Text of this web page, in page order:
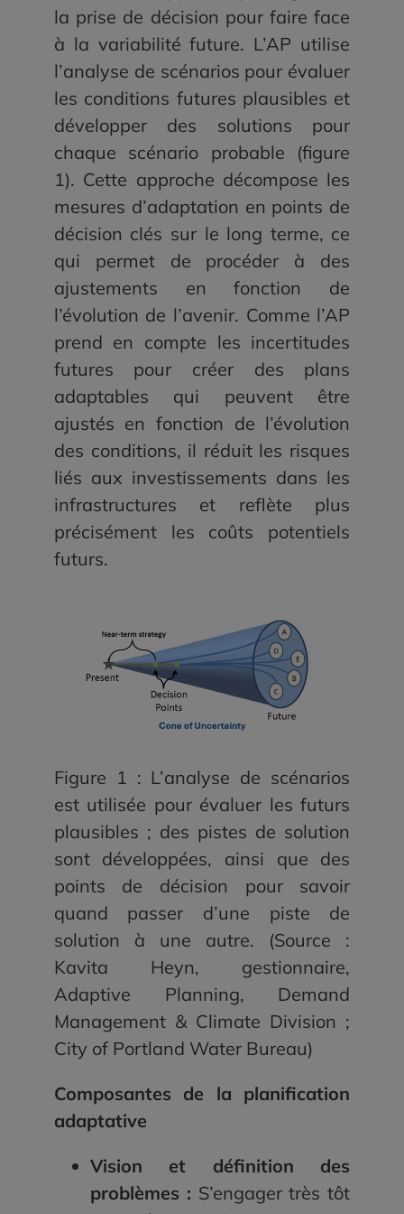
la prise de décision pour faire face
à la variabilité future. L’AP utilise
l’analyse de scénarios pour évaluer
les conditions futures plausibles et
développer des solutions pour
chaque scénario probable (figure
1). Cette approche décompose les
mesures d’adaptation en points de
décision clés sur le long terme, ce
qui permet de procéder à des
ajustements en fonction de
l’évolution de l’avenir. Comme l’AP
prend en compte les incertitudes
futures pour créer des plans
adaptables qui peuvent être
ajustés en fonction de l’évolution
des conditions, il réduit les risques
liés aux investissements dans les
infrastructures et reflète plus
précisément les coûts potentiels
futurs.
Figure 1 : L’analyse de scénarios
est utilisée pour évaluer les futurs
plausibles ; des pistes de solution
sont développées, ainsi que des
points de décision pour savoir
quand passer d’une piste de
solution à une autre. (Source :
Kavita Heyn, gestionnaire,
Adaptive Planning, Demand
Management & Climate Division ;
City of Portland Water Bureau)
Composantes de la planification
adaptative
Vision et définition des
problèmes : S’engager très tôt